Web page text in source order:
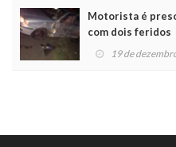
Motorista é
com dois feridos
19 de